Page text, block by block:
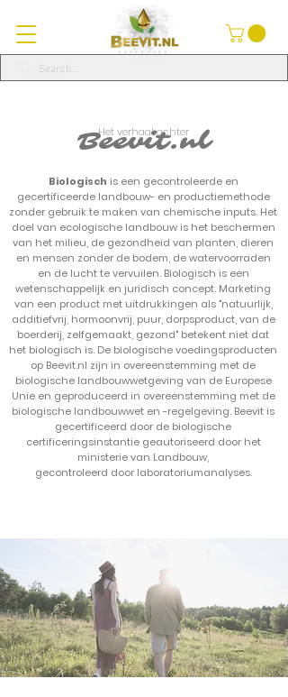
Beevit.nl
Het verhaal achter
Biologisch is een gecontroleerde en
gecertificeerde landbouw- en productiemethode
zonder gebruik te maken van chemische inputs. Het
doel van ecologische landbouw is het beschermen
van het milieu, de gezondheid van planten, dieren
en mensen zonder de bodem, de watervoorraden
en de lucht te vervuilen. Biologisch is een
wetenschappelijk en juridisch concept. Marketing
van een product met uitdrukkingen als "natuurlijk,
additiefvrij, hormoonvrij, puur, dorpsproduct, van de
boerderij, zelfgemaakt, gezond" betekent niet dat
het biologisch is. De biologische voedingsproducten
op Beevit.nl zijn in overeenstemming met de
biologische landbouwwetgeving van de Europese
Unie en geproduceerd in overeenstemming met de
biologische landbouwwet en -regelgeving. Beevit is
gecertificeerd door de biologische
certificeringsinstantie geautoriseerd door het
ministerie van Landbouw,
gecontroleerd door laboratoriumanalyses.